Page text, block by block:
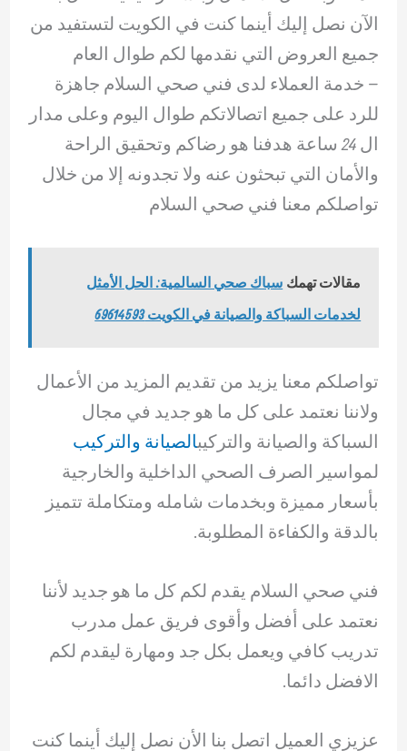
الآن نصل إليك أينما كنت في الكويت لتستفيد من
جميع العروض التي نقدمها لكم طوال العام
– ‏خدمة العملاء لدى فني صحي السلام جاهزة
للرد على جميع اتصالاتكم طوال اليوم وعلى مدار
ال 24 ساعة هدفنا هو رضاكم وتحقيق الراحة
والأمان التي تبحثون عنه ولا تجدونه إلا من خلال
تواصلكم معنا فني صحي السلام
مقالات تهمك سباك صحي السالمية: الحل الأمثل
لخدمات السباكة والصيانة في الكويت 69614593
تواصلكم معنا يزيد من تقديم المزيد من الأعمال
ولاننا نعتمد على كل ما هو جديد في مجال
السباكة والصيانة والتركيبالصيانة والتركيب
لمواسير الصرف الصحي الداخلية والخارجية
بأسعار مميزة وبخدمات شامله ومتكاملة تتميز
بالدقة والكفاءة المطلوبة.
فني صحي السلام يقدم لكم كل ما هو جديد لأننا
نعتمد على أفضل وأقوى فريق عمل مدرب
تدريب كافي ويعمل بكل جد ومهارة ليقدم لكم
الافضل دائما.
عزيزي العميل اتصل بنا الأن نصل إليك أينما كنت